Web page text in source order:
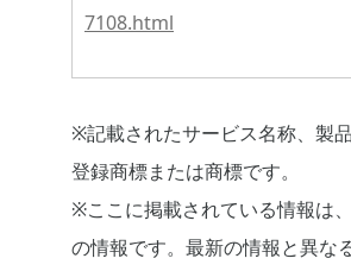
7108.html
※記載されたサービス名称、製
登録商標または商標です。
※ここに掲載されている情報は
の情報です。最新の情報と異な